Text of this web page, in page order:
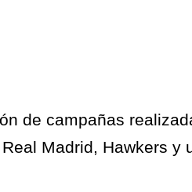
de campañas
Madrid, Hawkers y